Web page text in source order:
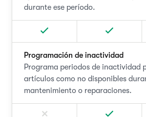
durante ese período.
Programación de inactividad
Programa periodos de inactividad
artículos como no disponibles
mantenimiento o reparaciones.